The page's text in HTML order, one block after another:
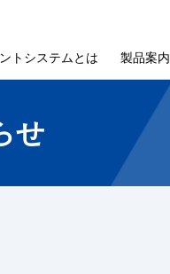
トシステムとは 製品案内
せ